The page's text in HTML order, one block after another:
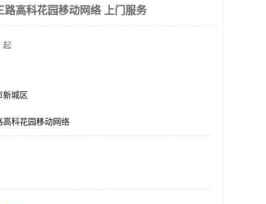
路高科花园移动网络 上门服务
起
新城区
高科花园移动网络